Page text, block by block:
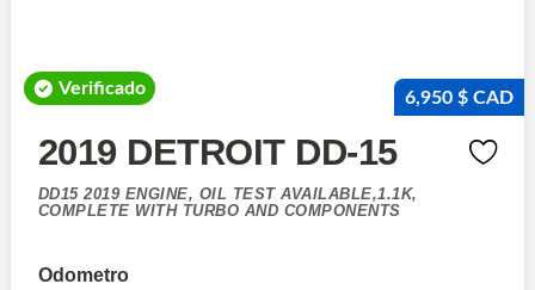
Verificado 6,950 $ CAD
2019 DETROIT DD-15
DD15 2019 ENGINE, OIL TEST AVAILABLE,1.1K,
COMPLETE WITH TURBO AND COMPONENTS
Odometro